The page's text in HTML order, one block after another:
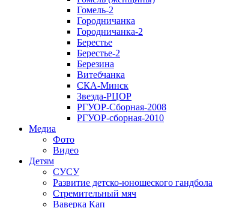
Гомель-2
Городничанка
Городничанка-2
Берестье
Берестье-2
Березина
Витебчанка
СКА-Минск
Звезда-РЦОР
РГУОР-Сборная-2008
РГУОР-сборная-2010
Медиа
Фото
Видео
Детям
СУСУ
Развитие детско-юношеского гандбола
Стремительный мяч
Ваверка Кап